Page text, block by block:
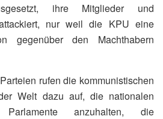
ihre Mitglieder und
nur weil die KPU eine
gegenüber den Machthabern
rufen die kommunistischen
Welt dazu auf, die nationalen
anzuhalten, die